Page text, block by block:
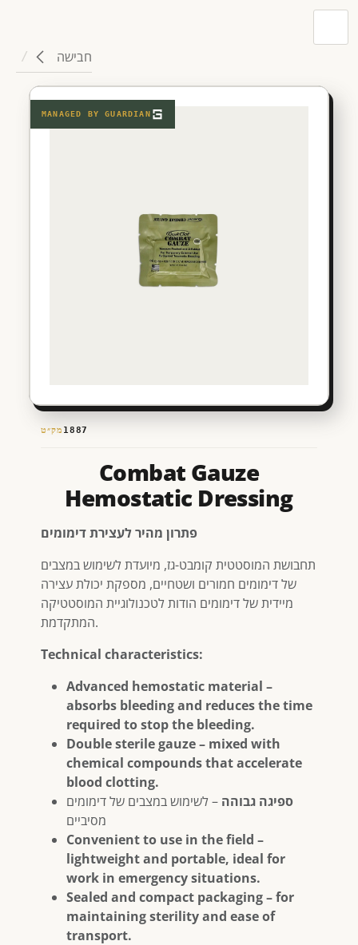
חבישה
MANAGED BYGUARDIAN
מק״ט 1887
Combat Gauze
Hemostatic Dressing
פתרון מהיר לעצירת דימומים
תחבושת המוסטטית קומבט-גז, מיועדת לשימוש במצבים
של דימומים חמורים ושטחיים, מספקת יכולת עצירה
מיידית של דימומים הודות לטכנולוגיית המוסטטיקה
המתקדמת.
Technical characteristics:
Advanced hemostatic material –
absorbs bleeding and reduces the time
required to stop the bleeding.
Double sterile gauze – mixed with
chemical compounds that accelerate
blood clotting.
ספיגה גבוהה – לשימוש במצבים של דימומים
מסיביים
Convenient to use in the field –
lightweight and portable, ideal for
work in emergency situations.
Sealed and compact packaging – for
maintaining sterility and ease of
transport.